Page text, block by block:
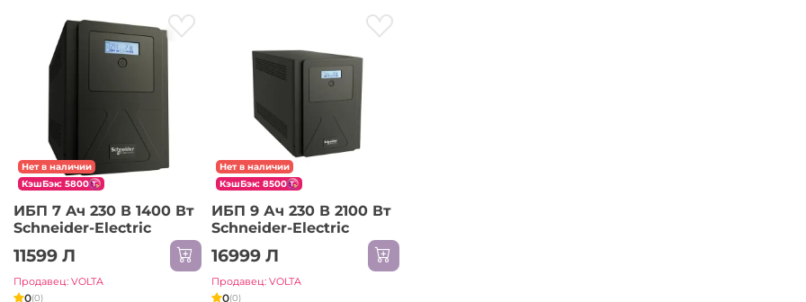
Нет в наличии
КэшБэк: 5800
ИБП 7 Aч 230 В 1400 Вт
Schneider-Electric
11599 Л
Продавец: VOLTA
0(0)
Нет в наличии
КэшБэк: 8500
ИБП 9 Ач 230 В 2100 Вт
Schneider-Electric
16999 Л
Продавец: VOLTA
0(0)